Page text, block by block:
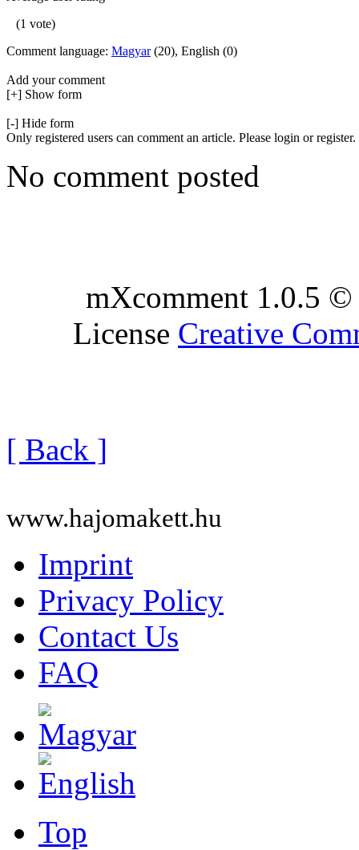
(1 vote)
Comment language: Magyar(20), English (0)
Add your comment
[+] Show form
[-] Hide form
Only registered users can comment an article. Please login or register.
No comment posted
mXcomment 1.0.5
License Creative
[ Back ]
www.hajomakett.hu
Imprint
Privacy Policy
Contact Us
FAQ
Top